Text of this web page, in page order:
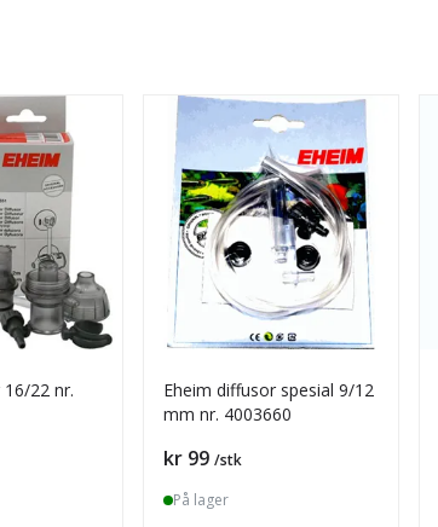
22 nr.
Eheim diffusor spesial 9/12
mm nr. 4003660
Pris
kr 99 /stk
På lager